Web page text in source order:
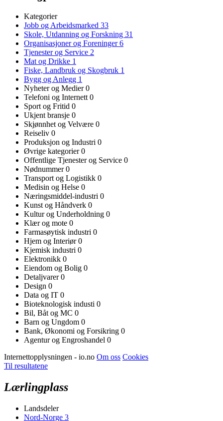
Kategorier
Jobb og Arbeidsmarked 33
Skole, Utdanning og Forskning 31
Organisasjoner og Foreninger6
Tjenester og Service 2
Mat og Drikke 1
Fiske, Landbruk og Skogbruk 1
Bygg og Anlegg 1
Nyheter og Medier0
Telefoni og Internett 0
Sport og Fritid 0
Ukjent bransje 0
Skjønnhet og Velvære 0
Reiseliv 0
Produksjon og Industri 0
Øvrige kategorier0
Offentlige Tjenester og Service 0
Nødnummer0
Transport og Logistikk 0
Medisin og Helse 0
Næringsmiddel-industri 0
Kunst og Håndverk 0
Kultur og Underholdning 0
Klær og mote 0
Farmasøytisk industri 0
Hjem og Interiør0
Kjemisk industri 0
Elektronikk 0
Eiendom og Bolig 0
Detaljvarer0
Design 0
Data og IT 0
Bioteknologisk industi 0
Bil, Båt og MC 0
Barn og Ungdom 0
Bank, Økonomi og Forsikring 0
Agentur og Engroshandel 0
Internettopplysningen - io.no Om oss Cookies
Til resultatene
Lærlingplass
Landsdeler
Nord-Norge 3